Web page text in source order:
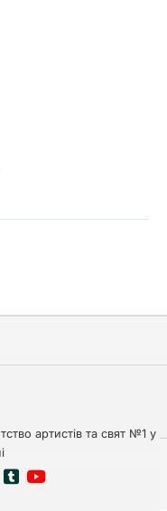
артистів та свят №1 у